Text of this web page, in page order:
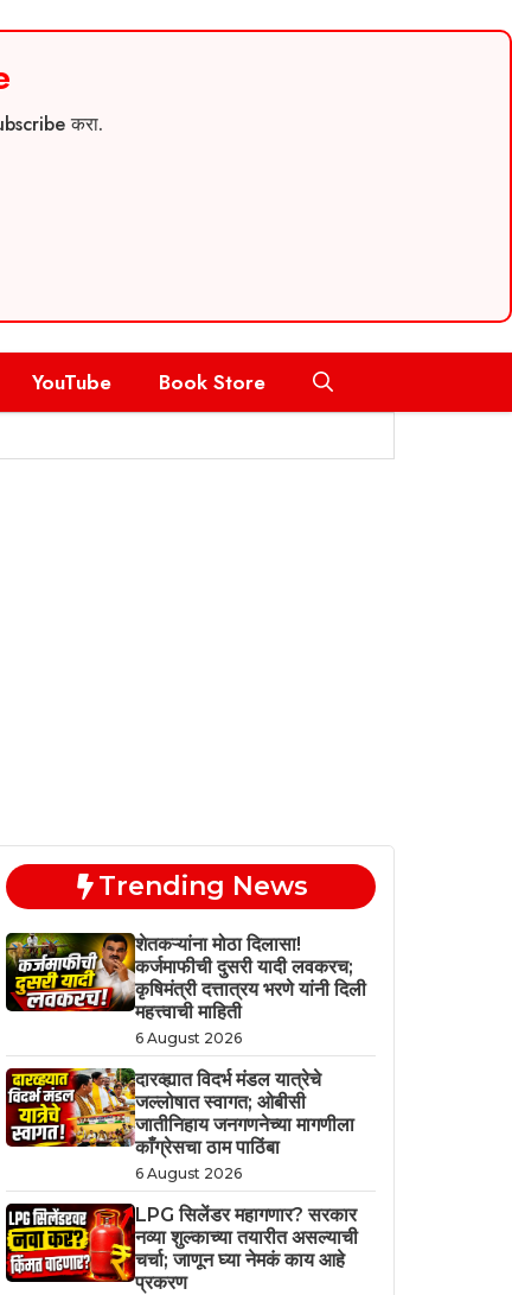
करा.
YouTube Book Store
Trending News
शेतकऱ्यांना मोठा दिलासा!
कर्जमाफीची दुसरी यादी लवकरच;
कृषिमंत्री दत्तात्रय भरणे यांनी दिली
महत्त्वाची माहिती
6 August 2026
दारव्ह्यात विदर्भ मंडल यात्रेचे
जल्लोषात स्वागत; ओबीसी
जातीनिहाय जनगणनेच्या मागणीला
काँग्रेसचा ठाम पाठिंबा
6 August 2026
LPG सिलेंडर महागणार? सरकार
नव्या शुल्काच्या तयारीत असल्याची
चर्चा; जाणून घ्या नेमकं काय आहे
प्रकरण